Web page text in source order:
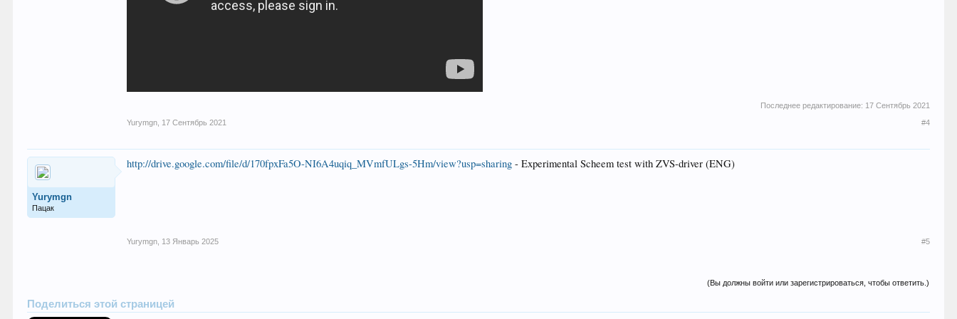
Последнее редактирование: 17 Сентябрь 2021
Yurymgn 17 Сентябрь 2021 #4
Yurymgn
Пацак
http://drive.google.com/file/d/170fpxFa5O-NI6A4uqiq_MVmfULgs-5Hm/view?usp=sharing - Experimental Scheem test with ZVS-driver (ENG)
Yurymgn 13 Январь 2025 #5
(Вы должны войти или зарегистрироваться, чтобы ответить.)
Поделиться этой страницей